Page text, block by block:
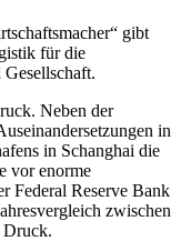
gibt
für die
Neben der
in
in Schanghai die
vor enorme
Federal Reserve Bank
zwischen
Druck.